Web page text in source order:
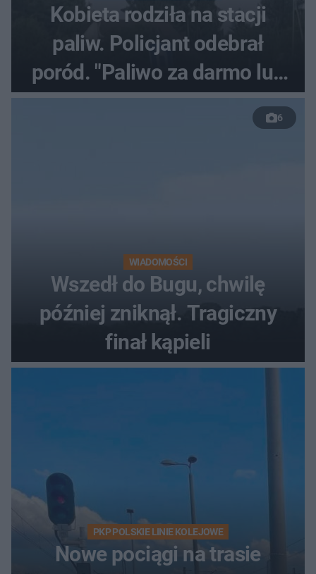
Kobieta rodziła na stacji
paliw. Policjant odebrał
poród. "Paliwo za darmo lub
50 %!"
6
WIADOMOŚCI
Wszedł do Bugu, chwilę
później zniknął. Tragiczny
finał kąpieli
PKP POLSKIE LINIE KOLEJOWE
Nowe pociągi na trasie